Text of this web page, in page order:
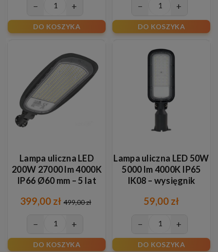
− +
DO KOSZYKA
− +
DO KOSZYKA
Lampa uliczna LED
200W 27000 lm 4000K
IP66 Ø60 mm – 5 lat
399,00 zł 499,00 zł
− +
DO KOSZYKA
Lampa uliczna LED 50W
5000 lm 4000K IP65
IK08 – wysięgnik
59,00 zł
− +
DO KOSZYKA